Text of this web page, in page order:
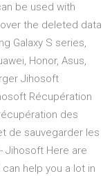
be used with
the deleted data
Galaxy S series,
Honor, Asus,
Jihosoft
Récupération
des
de sauvegarder les
Jihosoft Here are
help you a lot in